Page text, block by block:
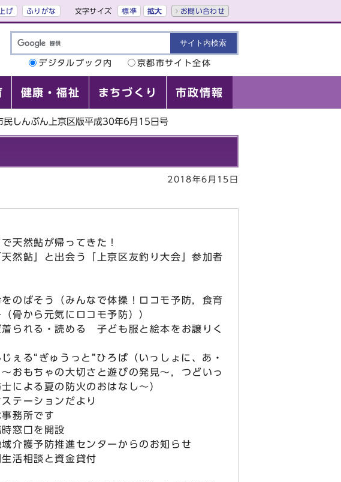
げ ふりがな 文字サイズ 標準 拡大 お問い合わせ
デジタルブック内
京都市サイト全体
健康・福祉 まちづくり 市政情報
民しんぶん上京区版平成30年6月15日号
2018年6月15日
で天然鮎が帰ってきた！
然鮎」と出会う「上京区友釣り大会」参加者
のばそう（みんなで体操！ロコモ予防，食育
骨から元気にロコモ予防））
着られる・読める 子ども服と絵本をお譲りく
じぇる“ぎゅうっと”ひろば（いっしょに、あ・
おもちゃの大切さと遊びの発見～，つどいっ
による夏の防火のおはなし～）
テーションだより
務所です
窓口を開設
域介護予防推進センターからのお知らせ
活相談と資金貸付